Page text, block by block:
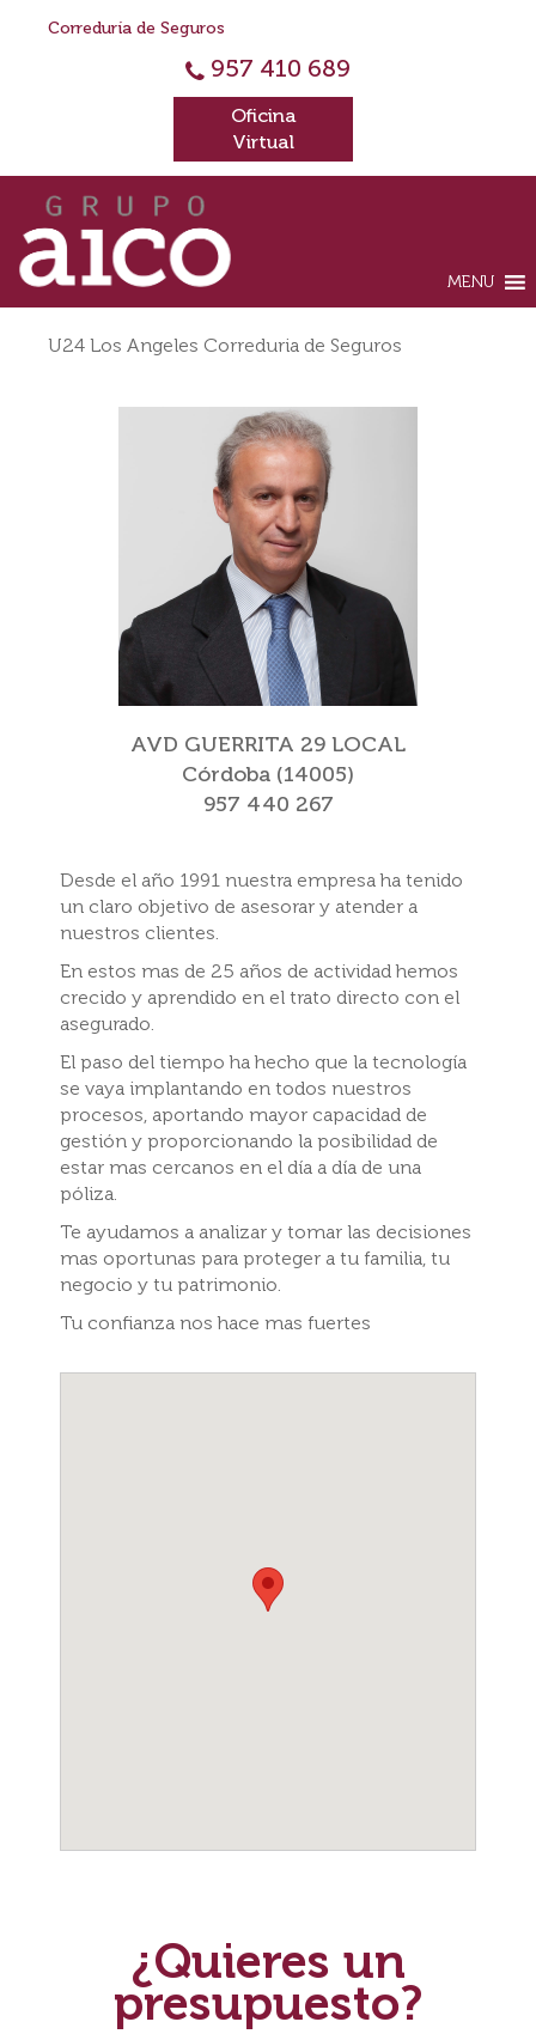
Correduría de Seguros
957 410 689
Oficina
Virtual
MENU
U24 Los Angeles Correduria de Seguros
AVD GUERRITA 29 LOCAL
Córdoba (14005)
957 440 267
Desde el año 1991 nuestra empresa ha tenido
un claro objetivo de asesorar y atender a
nuestros clientes.
En estos mas de 25 años de actividad hemos
crecido y aprendido en el trato directo con el
asegurado.
El paso del tiempo ha hecho que la tecnología
se vaya implantando en todos nuestros
procesos, aportando mayor capacidad de
gestión y proporcionando la posibilidad de
estar mas cercanos en el día a día de una
póliza.
Te ayudamos a analizar y tomar las decisiones
mas oportunas para proteger a tu familia, tu
negocio y tu patrimonio.
Tu confianza nos hace mas fuertes
¿Quieres un
presupuesto?